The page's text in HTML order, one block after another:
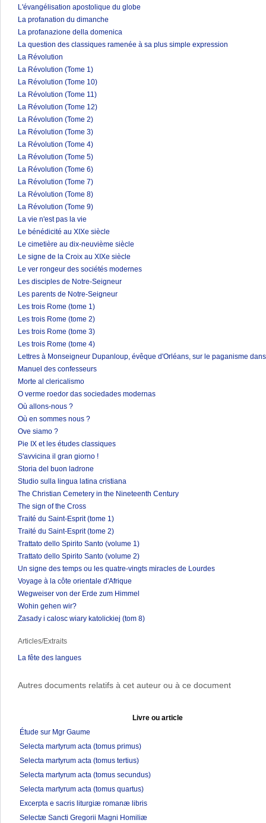
L'évangélisation apostolique du globe
La profanation du dimanche
La profanazione della domenica
La question des classiques ramenée à sa plus simple expression
La Révolution
La Révolution (Tome 1)
La Révolution (Tome 10)
La Révolution (Tome 11)
La Révolution (Tome 12)
La Révolution (Tome 2)
La Révolution (Tome 3)
La Révolution (Tome 4)
La Révolution (Tome 5)
La Révolution (Tome 6)
La Révolution (Tome 7)
La Révolution (Tome 8)
La Révolution (Tome 9)
La vie n'est pas la vie
Le bénédicité au XIXe siècle
Le cimetière au dix-neuvième siècle
Le signe de la Croix au XIXe siècle
Le ver rongeur des sociétés modernes
Les disciples de Notre-Seigneur
Les parents de Notre-Seigneur
Les trois Rome (tome 1)
Les trois Rome (tome 2)
Les trois Rome (tome 3)
Les trois Rome (tome 4)
Lettres à Monseigneur Dupanloup, évêque d'Orléans, sur le paganisme
Manuel des confesseurs
Morte al clericalismo
O verme roedor das sociedades modernas
Où allons-nous ?
Où en sommes nous ?
Ove siamo ?
Pie IX et les études classiques
S'avvicina il gran giorno !
Storia del buon ladrone
Studio sulla lingua latina cristiana
The Christian Cemetery in the Nineteenth Century
The sign of the Cross
Traité du Saint-Esprit (tome 1)
Traité du Saint-Esprit (tome 2)
Trattato dello Spirito Santo (volume 1)
Trattato dello Spirito Santo (volume 2)
Un signe des temps ou les quatre-vingts miracles de Lourdes
Voyage à la côte orientale d'Afrique
Wegweiser von der Erde zum Himmel
Wohin gehen wir?
Zasady i calosc wiary katolickiej (tom 8)
Articles/Extraits
La fête des langues
Autres documents relatifs à cet auteur ou à ce document
Livre ou article
Étude sur Mgr Gaume
Selecta martyrum acta (tomus primus)
Selecta martyrum acta (tomus tertius)
Selecta martyrum acta (tomus secundus)
Selecta martyrum acta (tomus quartus)
Excerpta e sacris liturgiæ romanæ libris
Selectæ Sancti Gregorii Magni Homiliæ